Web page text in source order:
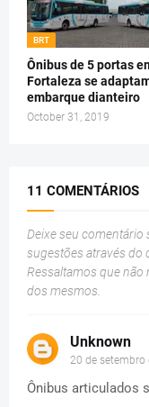
BRT
Ônibus de 5 portas
Fortaleza se
embarque dianteiro
October 31, 2019
11 COMENTÁRIOS
Deixe seu comentário
sugestões através do
Ressaltamos que
dos mesmos.
Unknown
20 de setembro
Ônibus articulados